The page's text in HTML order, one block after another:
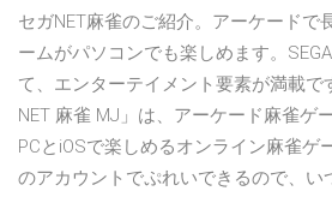
セガNET麻雀のご紹介。アーケードで
ームがパソコンでも楽しめます。
て、エンターテイメント要素が満載
NET 麻雀 MJ」は、アーケード麻雀ゲ
PCとiOSで楽しめるオンライン麻雀ゲ
のアカウントでぷれいできるので、い